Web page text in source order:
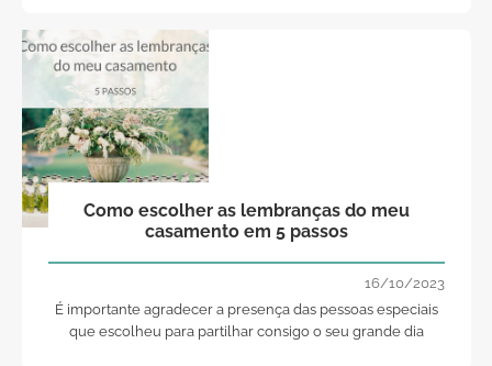
Como escolher as lembranças do meu
casamento em 5 passos
16/10/2023
É importante agradecer a presença das pessoas especiais
que escolheu para partilhar consigo o seu grande dia